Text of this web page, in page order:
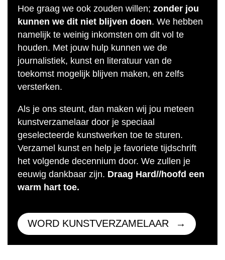
Hoe graag we ook zouden willen; zonder jou
kunnen we dit niet blijven doen. We hebben
namelijk te weinig inkomsten om dit vol te
houden. Met jouw hulp kunnen we de
journalistiek, kunst en literatuur van de
toekomst mogelijk blijven maken, en zelfs
versterken.
Als je ons steunt, dan maken wij jou meteen
kunstverzamelaar door je speciaal
geselecteerde kunstwerken toe te sturen.
Verzamel kunst en help je favoriete tijdschrift
het volgende decennium door. We zullen je
eeuwig dankbaar zijn. Draag Hard//hoofd een
warm hart toe.
WORD KUNSTVERZAMELAAR